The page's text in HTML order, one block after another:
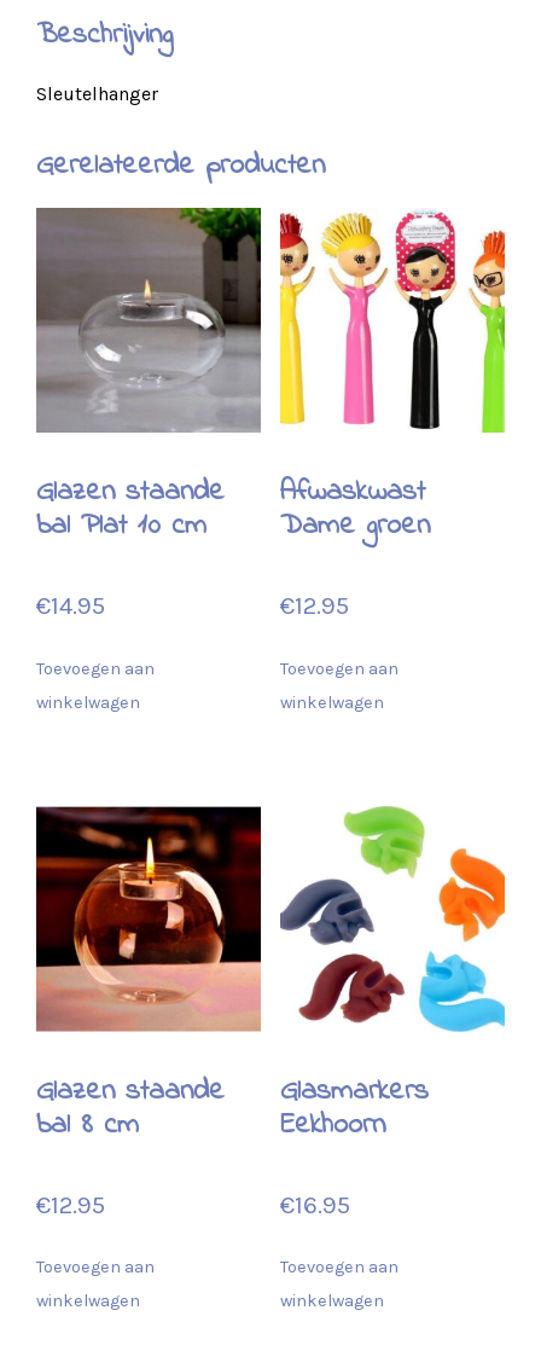
Beschrijving
Sleutelhanger
Gerelateerde producten
Glazen staande
bal Plat 10 cm
€14.95
Toevoegen aan
winkelwagen
Afwaskwast
Dame groen
€12.95
Toevoegen aan
winkelwagen
Glazen staande
bal 8 cm
€12.95
Toevoegen aan
winkelwagen
Glasmarkers
Eekhoorn
€16.95
Toevoegen aan
winkelwagen